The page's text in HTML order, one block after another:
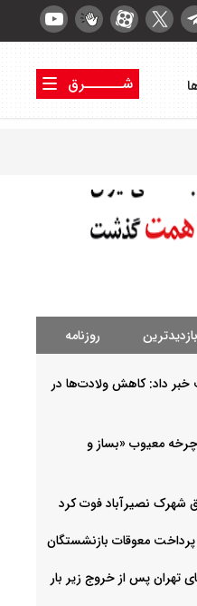
شــــــرق
روزنامه
داد: کاهش ولادت‌ها در
چرخه معیوب «بساز و
شهرک نصیرآباد فوت کرد
پرداخت معوقات بازنشستگان
تهران پس از خروج زیر بار